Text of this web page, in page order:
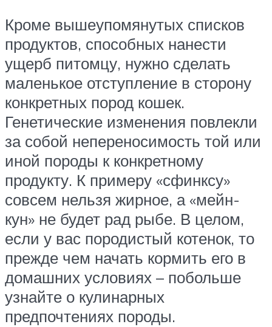
Кроме вышеупомянутых списков
продуктов, способных нанести
ущерб питомцу, нужно сделать
маленькое отступление в сторону
конкретных пород кошек.
Генетические изменения повлекли
за собой непереносимость той или
иной породы к конкретному
продукту. К примеру «сфинксу»
совсем нельзя жирное, а «мейн-
кун» не будет рад рыбе. В целом,
если у вас породистый котенок, то
прежде чем начать кормить его в
домашних условиях – побольше
узнайте о кулинарных
предпочтениях породы.